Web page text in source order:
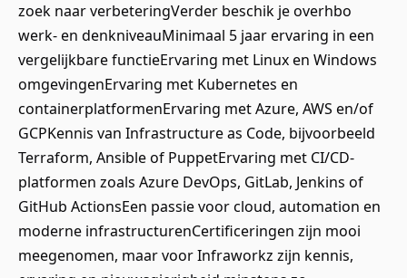
zoek naar verbeteringVerder beschik je overhbo
werk- en denkniveauMinimaal 5 jaar ervaring in een
vergelijkbare functieErvaring met Linux en Windows
omgevingenErvaring met Kubernetes en
containerplatformenErvaring met Azure, AWS en/of
GCPKennis van Infrastructure as Code, bijvoorbeeld
Terraform, Ansible of PuppetErvaring met CI/CD-
platformen zoals Azure DevOps, GitLab, Jenkins of
GitHub ActionsEen passie voor cloud, automation en
moderne infrastructurenCertificeringen zijn mooi
meegenomen, maar voor Infraworkz zijn kennis,